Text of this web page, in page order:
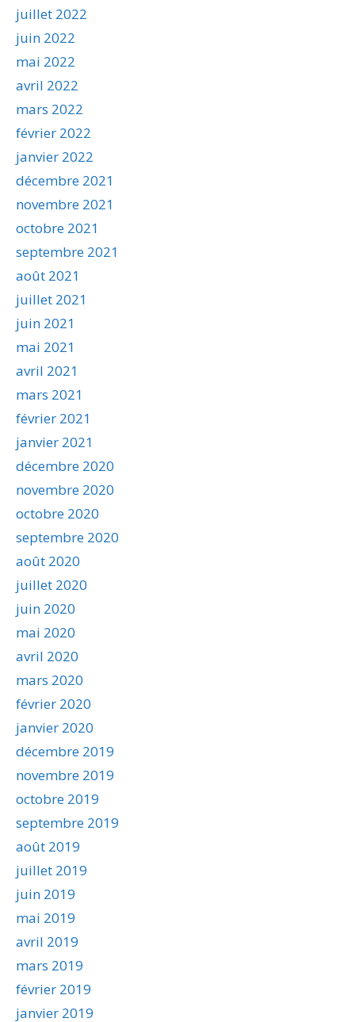
juillet 2022
juin 2022
mai 2022
avril 2022
mars 2022
février 2022
janvier 2022
décembre 2021
novembre 2021
octobre 2021
septembre 2021
août 2021
juillet 2021
juin 2021
mai 2021
avril 2021
mars 2021
février 2021
janvier 2021
décembre 2020
novembre 2020
octobre 2020
septembre 2020
août 2020
juillet 2020
juin 2020
mai 2020
avril 2020
mars 2020
février 2020
janvier 2020
décembre 2019
novembre 2019
octobre 2019
septembre 2019
août 2019
juillet 2019
juin 2019
mai 2019
avril 2019
mars 2019
février 2019
janvier 2019